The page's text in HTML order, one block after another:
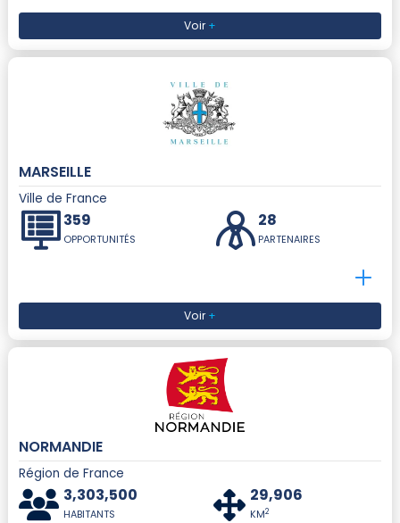
Voir+
MARSEILLE
Ville de France
359
OPPORTUNITÉS
28
PARTENAIRES
Voir+
NORMANDIE
Région de France
3,303,500
HABITANTS
29,906
KM2